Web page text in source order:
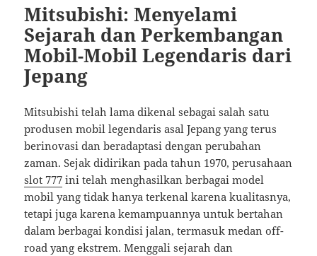
Mitsubishi: Menyelami
Sejarah dan Perkembangan
Mobil-Mobil Legendaris dari
Jepang
Mitsubishi telah lama dikenal sebagai salah satu
produsen mobil legendaris asal Jepang yang terus
berinovasi dan beradaptasi dengan perubahan
zaman. Sejak didirikan pada tahun 1970, perusahaan
slot 777 ini telah menghasilkan berbagai model
mobil yang tidak hanya terkenal karena kualitasnya,
tetapi juga karena kemampuannya untuk bertahan
dalam berbagai kondisi jalan, termasuk medan off-
road yang ekstrem. Menggali sejarah dan